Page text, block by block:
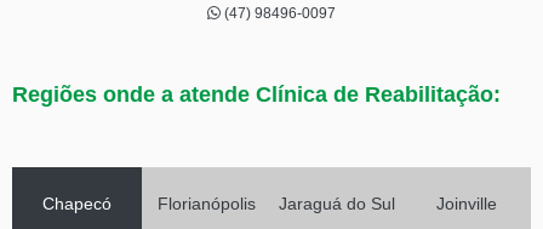
(47) 98496-0097
Regiões onde a atende Clínica de Reabilitação:
Chapecó Florianópolis Jaraguá do Sul Joinville